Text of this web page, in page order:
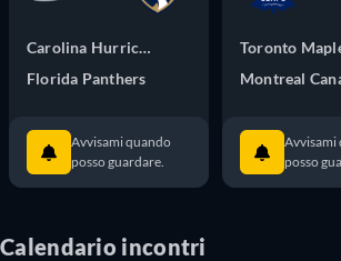
Carolina Hurricanes
Florida Panthers
Avvisami quando
posso guardare.
Toronto Maple
Montreal
Avvisami
posso
Calendario incontri